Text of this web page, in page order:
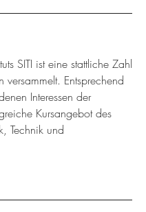
SITI ist eine stattliche Zahl
Entsprechend
Interessen der
Kursangebot des
Technik und